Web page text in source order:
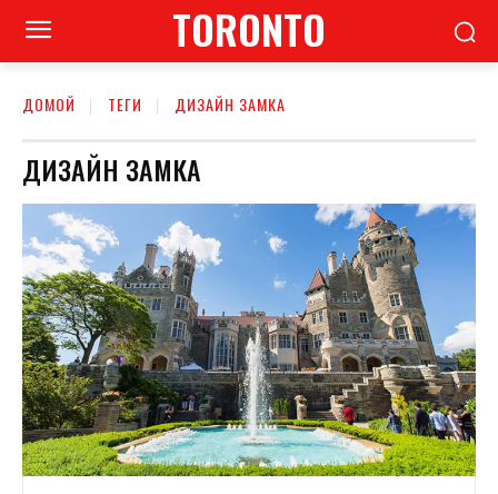
TORONTO
ДОМОЙ ТЕГИ ДИЗАЙН ЗАМКА
ДИЗАЙН ЗАМКА